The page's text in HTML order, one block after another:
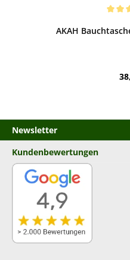
AKAH
Newsletter
Kundenbewertungen